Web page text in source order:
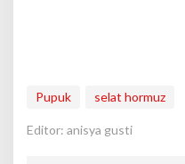
Pupuk selat hormuz
Editor: anisya gusti